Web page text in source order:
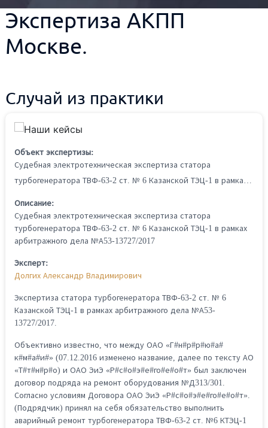
Экспертиза АКПП
Москве.
Случай из практики
Объект экспертизы:
Судебная электротехническая экспертиза статора
турбогенератора ТВФ-63-2 ст. № 6 Казанской ТЭЦ-1 в рамках арбитражного дела №А53-13727/2017
Описание:
Судебная электротехническая экспертиза статора
турбогенератора ТВФ-63-2 ст. № 6 Казанской ТЭЦ-1 в рамках
арбитражного дела №А53-13727/2017
Эксперт:
Долгих Александр Владимирович
Экспертиза статора турбогенератора ТВФ-63-2 ст. № 6
Казанской ТЭЦ-1 в рамках арбитражного дела №А53-
13727/2017.
Объективно известно, что между ОАО «Г#н#р#р#ю#а#
к#м#а#и#» (07.12.2016 изменено название, далее по тексту АО
«Т#т#н#р#о) и ОАО ЭиЭ «Р#с#о#э#е#го#е#о#т» был заключен
договор подряда на ремонт оборудования №Д313/301.
Согласно условиям Договора ОАО ЭиЭ «Р#с#о#э#е#го#е#о#т».
(Подрядчик) принял на себя обязательство выполнить
аварийный ремонт турбогенератора ТВФ-63-2 ст. №6 КТЭЦ-1